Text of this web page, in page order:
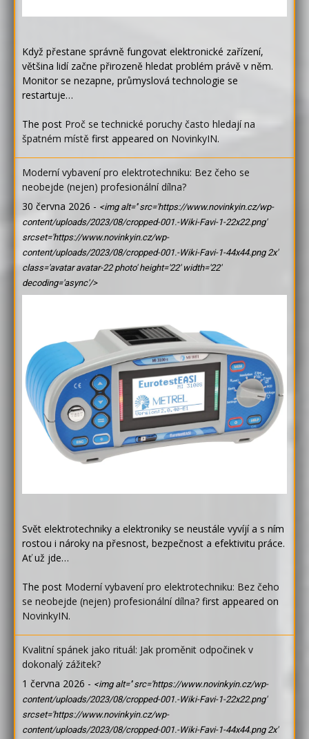
Když přestane správně fungovat elektronické zařízení,
většina lidí začne přirozeně hledat problém právě v něm.
Monitor se nezapne, průmyslová technologie se
restartuje…
The post Proč se technické poruchy často hledají na
špatném místě first appeared on NovinkyIN.
Moderní vybavení pro elektrotechniku: Bez čeho se
neobejde (nejen) profesionální dílna?
30 června 2026 - <img alt='' src='https://www.novinkyin.cz/wp-
content/uploads/2023/08/cropped-001.-Wiki-Favi-1-22x22.png'
srcset='https://www.novinkyin.cz/wp-
content/uploads/2023/08/cropped-001.-Wiki-Favi-1-44x44.png 2x'
class='avatar avatar-22 photo' height='22' width='22'
decoding='async'/>
Svět elektrotechniky a elektroniky se neustále vyvíjí a s ním
rostou i nároky na přesnost, bezpečnost a efektivitu práce.
Ať už jde…
The post Moderní vybavení pro elektrotechniku: Bez čeho
se neobejde (nejen) profesionální dílna? first appeared on
NovinkyIN.
Kvalitní spánek jako rituál: Jak proměnit odpočinek v
dokonalý zážitek?
1 června 2026 - <img alt='' src='https://www.novinkyin.cz/wp-
content/uploads/2023/08/cropped-001.-Wiki-Favi-1-22x22.png'
srcset='https://www.novinkyin.cz/wp-
content/uploads/2023/08/cropped-001.-Wiki-Favi-1-44x44.png 2x'